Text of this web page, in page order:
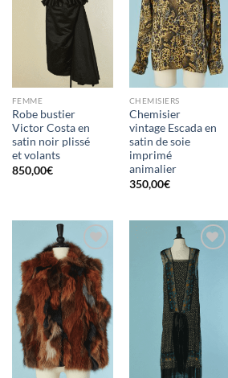
FEMME
Robe bustier
Victor Costa en
satin noir plissé
et volants
850,00€
CHEMISIERS
Chemisier
vintage Escada en
satin de soie
imprimé
animalier
350,00€
Ajouter
à la liste
d'envies
Ajouter
à la liste
d'envies